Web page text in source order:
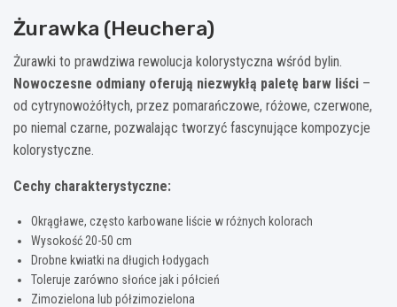
Żurawka (Heuchera)
Żurawki to prawdziwa rewolucja kolorystyczna wśród bylin.
Nowoczesne odmiany oferują niezwykłą paletę barw liści –
od cytrynowożółtych, przez pomarańczowe, różowe, czerwone,
po niemal czarne, pozwalając tworzyć fascynujące kompozycje
kolorystyczne.
Cechy charakterystyczne:
Okrągławe, często karbowane liście w różnych kolorach
Wysokość 20-50 cm
Drobne kwiatki na długich łodygach
Toleruje zarówno słońce jak i półcień
Zimozielona lub półzimozielona